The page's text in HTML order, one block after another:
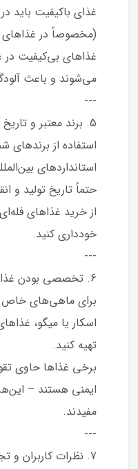
غذای باکیفیت باید
(مخصوصاً در
غذاهای بی‌کیفیت
می‌شوند و باعث
---
5. برند معتبر و تاریخ مصرف
استفاده از برندهای
استانداردهای
حتماً تاریخ تولید و
از خرید غذاهای
خودداری کنید.
---
6. تخصصی بودن غذا
برای ماهی‌های
اسکار یا میگو،
تهیه کنید.
برخی غذاها حاوی
ایمنی هستند –
مفیدند.
---
7. نظرات کاربران و تجربه‌داران